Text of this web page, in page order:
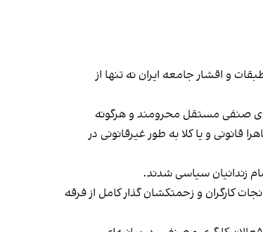
و اقشار جامعه ایران نه تنها از
صنفی مستقل محرومند و هرگونه
و یا کلا به طور غیرقانونی در
زندانیان سیاسی شدند.
کارگران و زحمتکشان گذار کامل از فرقه